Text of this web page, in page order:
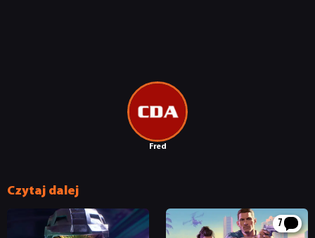
Fred
Czytaj dalej
7